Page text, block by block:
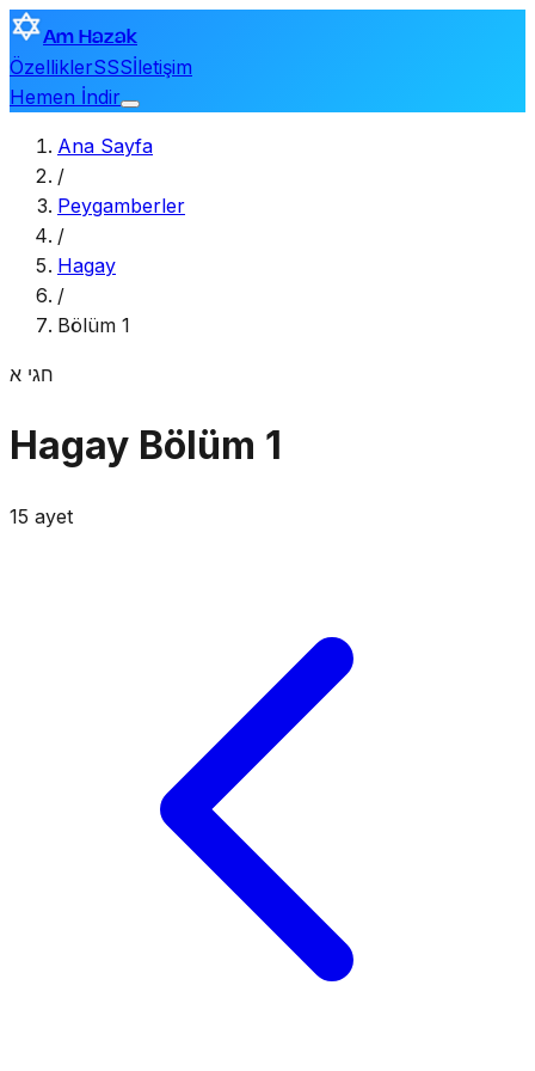
Am Hazak
ÖzelliklerSSSİletişim
Hemen İndir
Ana Sayfa
/
Peygamberler
/
Hagay
/
Bölüm 1
חגי א
Hagay Bölüm 1
15 ayet